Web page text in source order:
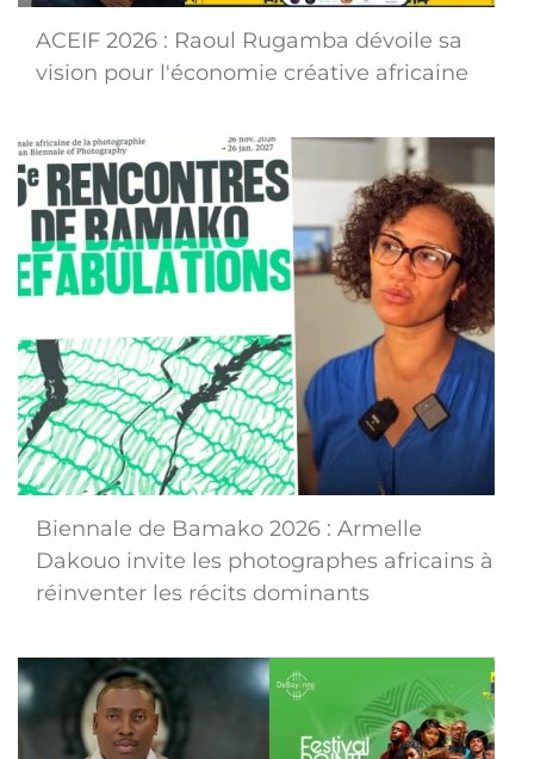
ACEIF 2026 : Raoul Rugamba dévoile sa
vision pour l'économie créative africaine
Biennale de Bamako 2026 : Armelle
Dakouo invite les photographes africains à
réinventer les récits dominants